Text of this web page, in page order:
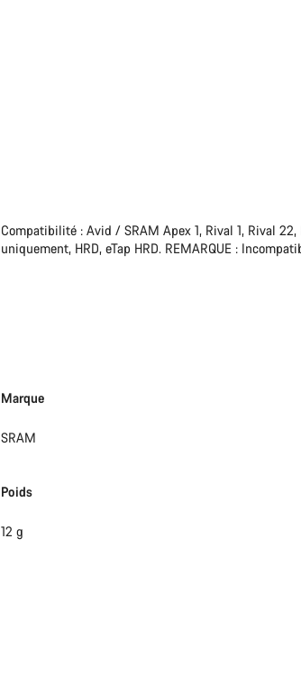
Compatibilité : Avid / SRAM Apex 1, Rival 1, Rival
uniquement, HRD, eTap HRD. REMARQUE :
Marque
SRAM
Poids
12 g